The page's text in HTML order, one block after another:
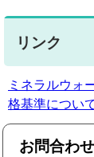
リンク
ミネラルウォ
格基準につい
お問合わ